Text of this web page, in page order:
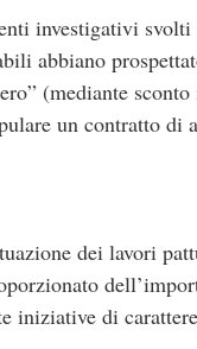
investigativi
abbiano
(mediante
un contratto di
dei lavori
iniziative di